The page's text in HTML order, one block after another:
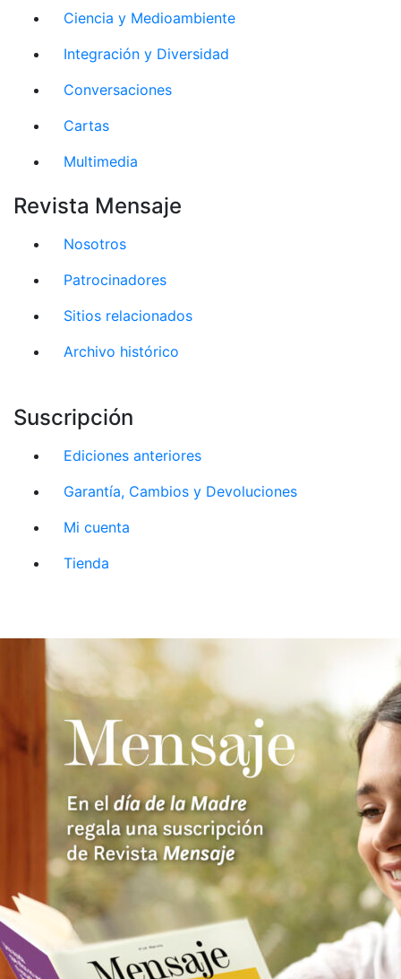
Ciencia y Medioambiente
Integración y Diversidad
Conversaciones
Cartas
Multimedia
Revista Mensaje
Nosotros
Patrocinadores
Sitios relacionados
Archivo histórico
Suscripción
Ediciones anteriores
Garantía, Cambios y Devoluciones
Mi cuenta
Tienda